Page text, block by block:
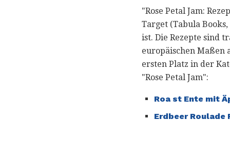
"Rose Petal Jam:
Target (Tabula
ist. Die Rezepte sind
europäischen Maßen
ersten Platz in der
"Rose Petal Jam":
Roa st Ente mit
Erdbeer Roulade